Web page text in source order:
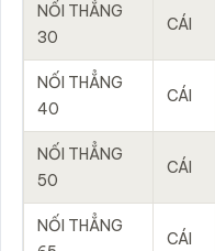
NỐI THẲNG
30
CÁI
NỐI THẲNG
40
CÁI
NỐI THẲNG
50
CÁI
NỐI THẲNG
CÁI